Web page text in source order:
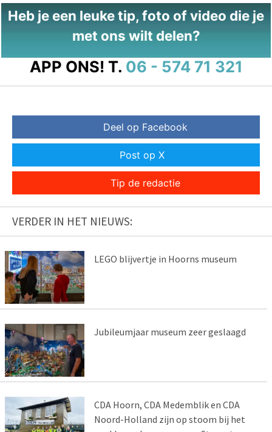
Heb je een leuke tip, foto of video die je
met ons wilt delen?
APP ONS! T. 06 - 574 71 321
Deel op Facebook
Post op X
Tip de redactie
VERDER IN HET NIEUWS:
LEGO blijvertje in Hoorns museum
Jubileumjaar museum zeer geslaagd
CDA Hoorn, CDA Medemblik en CDA
Noord-Holland zijn op stoom bij het